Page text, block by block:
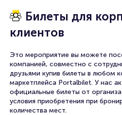
Билеты для
клиентов
Это мероприятие вы можете
компанией, совместно с
друзьями купив билеты в любом
маркетплейса Portalbilet. У нас
официальные билеты от
условия приобретения при
количества мест.